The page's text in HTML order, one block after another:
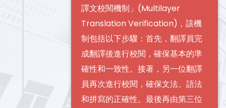
譯文校閱機制」(Multilayer
Translation Verification)，該機
制包括以下步驟：首先，翻譯員完
成翻譯後進行校閱，確保基本的準
確性和一致性。接著，另一位翻譯
員再次進行校閱，確保文法、語法
和拼寫的正確性。最後再由第三位